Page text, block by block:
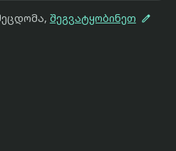
შეგვატყობინეთ 